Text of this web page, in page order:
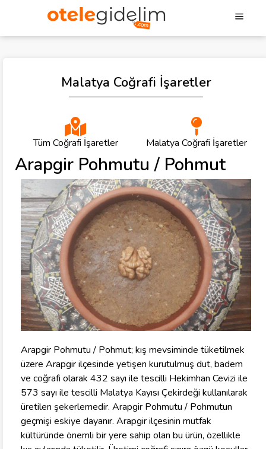
Malatya Coğrafi İşaretler
Tüm Coğrafi İşaretler Malatya Coğrafi İşaretler
Arapgir Pohmutu / Pohmut
Arapgir Pohmutu / Pohmut; kış mevsiminde tüketilmek
üzere Arapgir ilçesinde yetişen kurutulmuş dut, badem
ve coğrafi olarak 432 sayı ile tescilli Hekimhan Cevizi ile
573 sayı ile tescilli Malatya Kayısı Çekirdeği kullanılarak
üretilen şekerlemedir. Arapgir Pohmutu / Pohmutun
geçmişi eskiye dayanır. Arapgir ilçesinin mutfak
kültüründe önemli bir yere sahip olan bu ürün, özellikle